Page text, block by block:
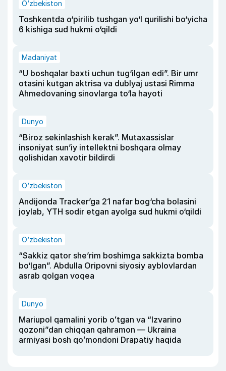
O‘zbekiston
Toshkentda o‘pirilib tushgan yo‘l qurilishi bo‘yicha
6 kishiga sud hukmi o‘qildi
Madaniyat
“U boshqalar baxti uchun tug‘ilgan edi”. Bir umr
otasini kutgan aktrisa va dublyaj ustasi Rimma
Ahmedovaning sinovlarga to‘la hayoti
Dunyo
“Biroz sekinlashish kerak”. Mutaxassislar
insoniyat sun’iy intellektni boshqara olmay
qolishidan xavotir bildirdi
O‘zbekiston
Andijonda Tracker’ga 21 nafar bog‘cha bolasini
joylab, YTH sodir etgan ayolga sud hukmi o‘qildi
O‘zbekiston
“Sakkiz qator she’rim boshimga sakkizta bomba
bo‘lgan”. Abdulla Oripovni siyosiy ayblovlardan
asrab qolgan voqea
Dunyo
Mariupol qamalini yorib oʻtgan va “Izvarino
qozoni”dan chiqqan qahramon — Ukraina
armiyasi bosh qoʻmondoni Drapatiy haqida